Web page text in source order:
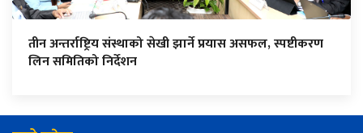
तीन अन्तर्राष्ट्रिय संस्थाको सेखी झार्ने प्रयास असफल, स्पष्टीकरण
लिन समितिको निर्देशन